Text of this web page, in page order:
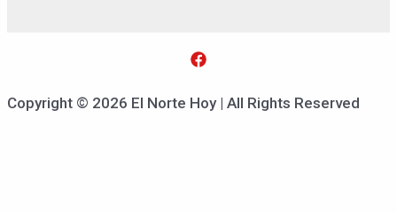
Copyright © 2026 El Norte Hoy | All Rights Reserved